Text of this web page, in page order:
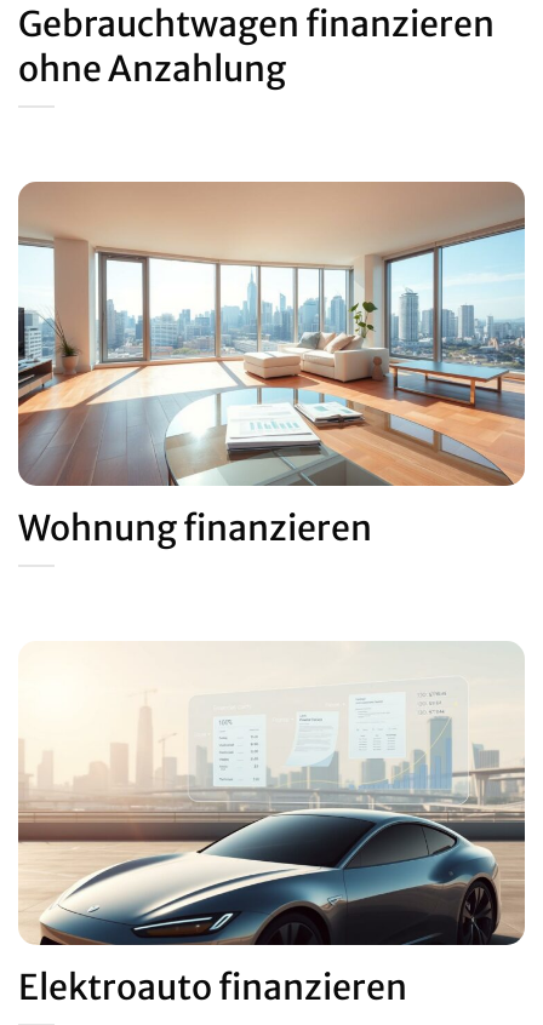
Gebrauchtwagen finanzieren
ohne Anzahlung
Wohnung finanzieren
Elektroauto finanzieren